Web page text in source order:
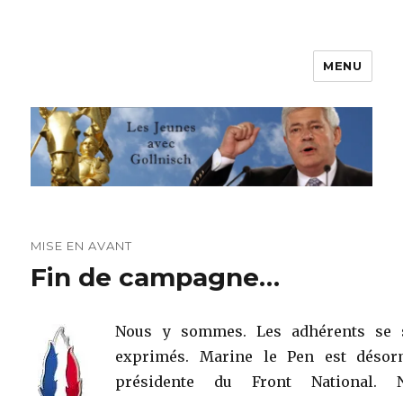
Les jeunes avec Gollnisch
MENU
MISE EN AVANT
Fin de campagne…
Nous y sommes. Les adhérents se
exprimés. Marine le Pen est
présidente du Front National.